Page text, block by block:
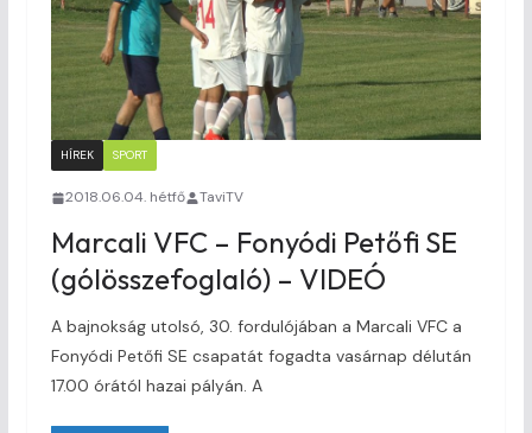
HÍREK SPORT
2018.06.04. hétfő TaviTV
Marcali VFC – Fonyódi Petőfi SE
(gólösszefoglaló) – VIDEÓ
A bajnokság utolsó, 30. fordulójában a Marcali VFC a
Fonyódi Petőfi SE csapatát fogadta vasárnap délután
17.00 órától hazai pályán. A